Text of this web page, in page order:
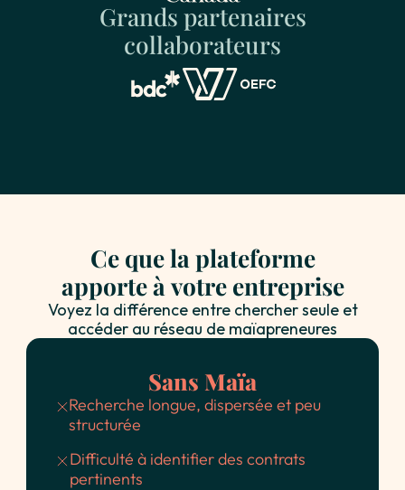
Grands partenaires
collaborateurs
Ce que la plateforme
apporte à votre entreprise
Voyez la différence entre chercher seule et
accéder au réseau de maïapreneures
Sans Maïa
Recherche longue, dispersée et peu
structurée
Difficulté à identifier des contrats
pertinents